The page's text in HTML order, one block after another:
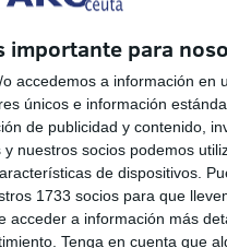
importante para
accedemos a información en
únicos e información
de publicidad y contenido,
nuestros socios podemos
de dispositivos.
1733 socios para que
a información más
Tenga en cuenta que